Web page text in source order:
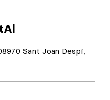
Sant Joan Despí,